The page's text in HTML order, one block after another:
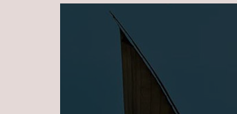
Skip to main content